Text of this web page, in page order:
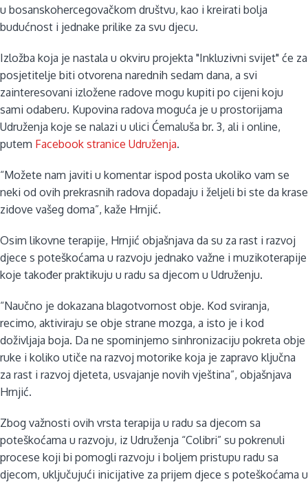
u bosanskohercegovačkom društvu, kao i kreirati bolja
budućnost i jednake prilike za svu djecu.
Izložba koja je nastala u okviru projekta "Inkluzivni svijet" će za
posjetitelje biti otvorena narednih sedam dana, a svi
zainteresovani izložene radove mogu kupiti po cijeni koju
sami odaberu. Kupovina radova moguća je u prostorijama
Udruženja koje se nalazi u ulici Ćemaluša br. 3, ali i online,
putem Facebook stranice Udruženja.
“Možete nam javiti u komentar ispod posta ukoliko vam se
neki od ovih prekrasnih radova dopadaju i željeli bi ste da krase
zidove vašeg doma”, kaže Hrnjić.
Osim likovne terapije, Hrnjić objašnjava da su za rast i razvoj
djece s poteškoćama u razvoju jednako važne i muzikoterapije
koje također praktikuju u radu sa djecom u Udruženju.
“Naučno je dokazana blagotvornost obje. Kod sviranja,
recimo, aktiviraju se obje strane mozga, a isto je i kod
doživljaja boja. Da ne spominjemo sinhronizaciju pokreta obje
ruke i koliko utiče na razvoj motorike koja je zapravo ključna
za rast i razvoj djeteta, usvajanje novih vještina”, objašnjava
Hrnjić.
Zbog važnosti ovih vrsta terapija u radu sa djecom sa
poteškoćama u razvoju, iz Udruženja “Colibri” su pokrenuli
procese koji bi pomogli razvoju i boljem pristupu radu sa
djecom, uključujući inicijative za prijem djece s poteškoćama u